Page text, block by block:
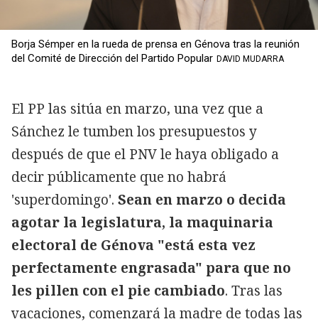
Borja Sémper en la rueda de prensa en Génova tras la reunión
del Comité de Dirección del Partido Popular DAVID MUDARRA
El PP las sitúa en marzo, una vez que a
Sánchez le tumben los presupuestos y
después de que el PNV le haya obligado a
decir públicamente que no habrá
'superdomingo'. Sean en marzo o decida
agotar la legislatura, la maquinaria
electoral de Génova "está esta vez
perfectamente engrasada" para que no
les pillen con el pie cambiado. Tras las
vacaciones, comenzará la madre de todas las